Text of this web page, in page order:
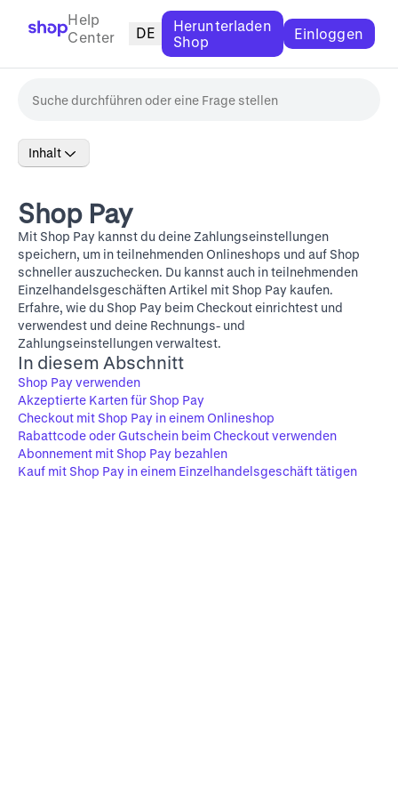
Help
Center
DE
Herunterladen
Shop
Einloggen
Inhalt
Shop Pay
Mit Shop Pay kannst du deine Zahlungseinstellungen
speichern, um in teilnehmenden Onlineshops und auf Shop
schneller auszuchecken. Du kannst auch in teilnehmenden
Einzelhandelsgeschäften Artikel mit Shop Pay kaufen.
Erfahre, wie du Shop Pay beim Checkout einrichtest und
verwendest und deine Rechnungs- und
Zahlungseinstellungen verwaltest.
In diesem Abschnitt
Shop Pay verwenden
Akzeptierte Karten für Shop Pay
Checkout mit Shop Pay in einem Onlineshop
Rabattcode oder Gutschein beim Checkout verwenden
Abonnement mit Shop Pay bezahlen
Kauf mit Shop Pay in einem Einzelhandelsgeschäft tätigen